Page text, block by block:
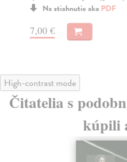
Na stiahnutie ako PDF
7,00 €
High-contrast mode
Čitatelia s
kúpili